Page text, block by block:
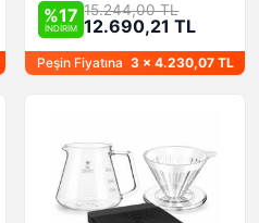
%17
İNDİRİM
15.244,00 TL
12.690,21 TL
Peşin Fiyatına 3 x 4.230,07 TL